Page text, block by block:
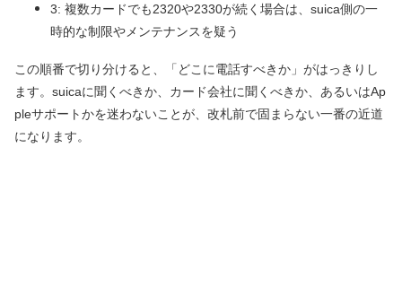
3: 複数カードでも2320や2330が続く場合は、suica側の一
時的な制限やメンテナンスを疑う
この順番で切り分けると、「どこに電話すべきか」がはっきりし
ます。suicaに聞くべきか、カード会社に聞くべきか、あるいはAp
pleサポートかを迷わないことが、改札前で固まらない一番の近道
になります。